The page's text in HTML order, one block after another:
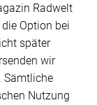
Radwelt
Option bei
später
wir
Sämtliche
Nutzung